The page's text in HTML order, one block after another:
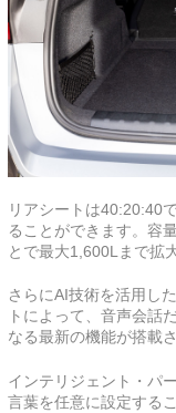
リアシートは40:20:40
ることができます。容
とで最大1,600Lまで拡
さらにAI技術を活用し
トによって、音声会話
なる最新の機能が搭載
インテリジェント・パ
言葉を任意に設定する